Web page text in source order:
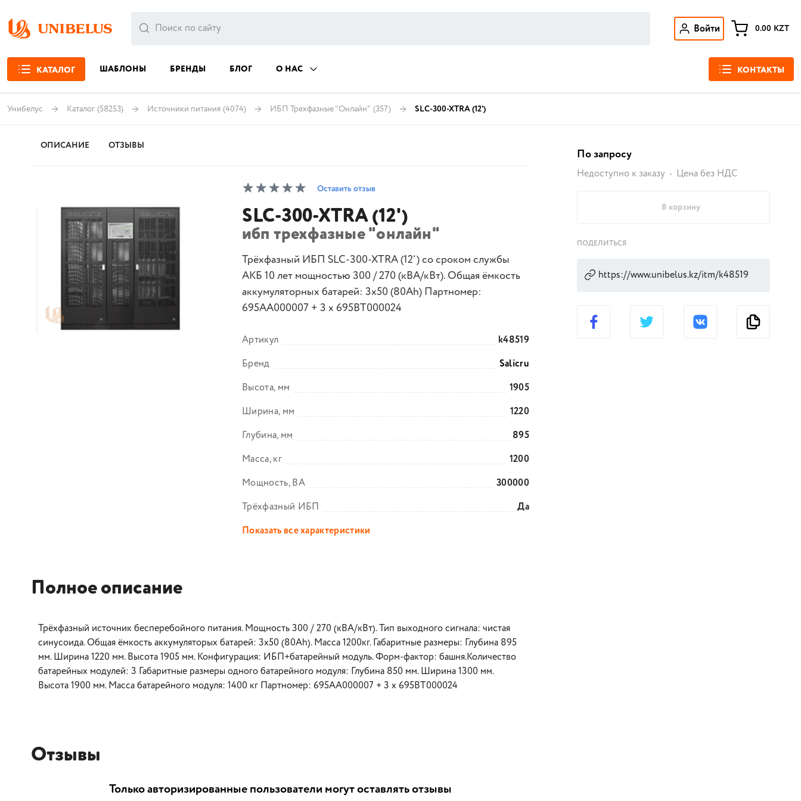
Войти 0.00 KZT
КАТАЛОГ ШАБЛОНЫ БРЕНДЫ БЛОГ О НАС КОНТАКТЫ
Унибелус Каталог (58253) Источники питания (4074) ИБП Трехфазные "Онлайн" (357) SLC-300-XTRA (12')
ОПИСАНИЕ ОТЗЫВЫ
Оставить отзыв
SLC-300-XTRA (12')
ибп трехфазные "онлайн"
Трёхфазный ИБП SLC-300-XTRA (12') со сроком службы
АКБ 10 лет мощностью 300 / 270 (кВА/кВт). Общая ёмкость
аккумуляторных батарей: 3x50 (80Ah) Партномер:
695AA000007 + 3 x 695BT000024
Артикул
k48519
Бренд
Salicru
Высота, мм
1905
Ширина, мм
1220
Глубина, мм
895
Масса, кг
1200
Мощность, ВА
300000
Трёхфазный ИБП
Да
Показать все характеристики
Полное описание
Трёхфазный источник бесперебойного питания. Мощность 300 / 270 (кВА/кВт). Тип выходного сигнала: чистая
синусоида. Общая ёмкость аккумуляторых батарей: 3x50 (80Ah). Масса 1200кг. Габаритные размеры: Глубина 895
мм. Ширина 1220 мм. Высота 1905 мм. Конфигурация: ИБП+батарейный модуль. Форм-фактор: башня.Количество
батарейных модулей: 3 Габаритные размеры одного батарейного модуля: Глубина 850 мм. Ширина 1300 мм.
Высота 1900 мм. Масса батарейного модуля: 1400 кг Партномер: 695AA000007 + 3 x 695BT000024
Отзывы
Только авторизированные пользователи могут оставлять отзывы
По запросу
Недоступно к заказу Цена без НДС
В корзину
ПОДЕЛИТЬСЯ